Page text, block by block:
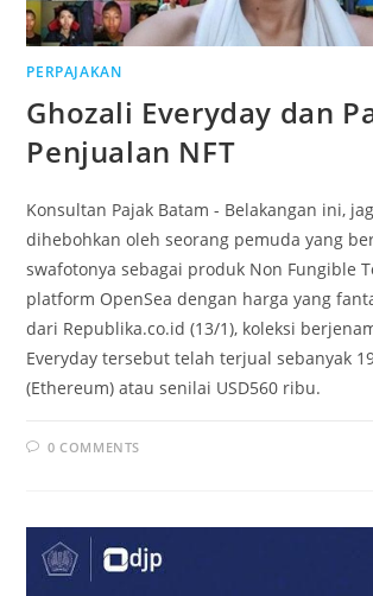
PERPAJAKAN
Ghozali Everyday dan
Penjualan NFT
Konsultan Pajak Batam - Belakangan ini,
dihebohkan oleh seorang pemuda yang
swafotonya sebagai produk Non Fungible
platform OpenSea dengan harga yang
dari Republika.co.id (13/1), koleksi
Everyday tersebut telah terjual sebanyak
(Ethereum) atau senilai USD560 ribu.
0 COMMENTS